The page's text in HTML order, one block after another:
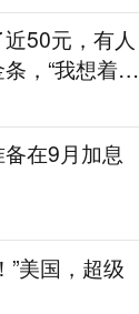
50元，有人
，“我想着买
进一些货”
在9月加息
”美国，超级